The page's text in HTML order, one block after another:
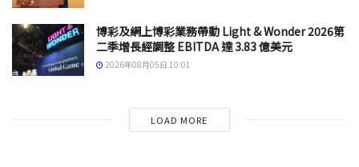
博彩及網上博彩業務帶動 Light & Wonder 2026第
二季增長經調整 EBITDA 達 3.83 億美元
2026年08月05日 10:01
LOAD MORE